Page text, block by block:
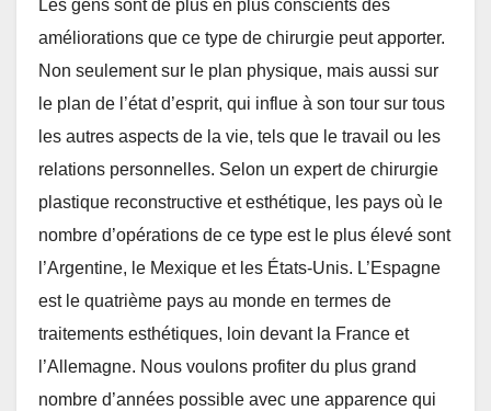
Les gens sont de plus en plus conscients des
améliorations que ce type de chirurgie peut apporter.
Non seulement sur le plan physique, mais aussi sur
le plan de l’état d’esprit, qui influe à son tour sur tous
les autres aspects de la vie, tels que le travail ou les
relations personnelles. Selon un expert de chirurgie
plastique reconstructive et esthétique, les pays où le
nombre d’opérations de ce type est le plus élevé sont
l’Argentine, le Mexique et les États-Unis. L’Espagne
est le quatrième pays au monde en termes de
traitements esthétiques, loin devant la France et
l’Allemagne. Nous voulons profiter du plus grand
nombre d’années possible avec une apparence qui